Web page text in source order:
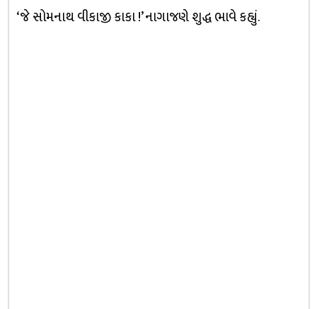
‘જે સોમનાથ વીકાજી કાકા !’ નાગાજણે શુદ્ધ ભાવે કહ્યું.